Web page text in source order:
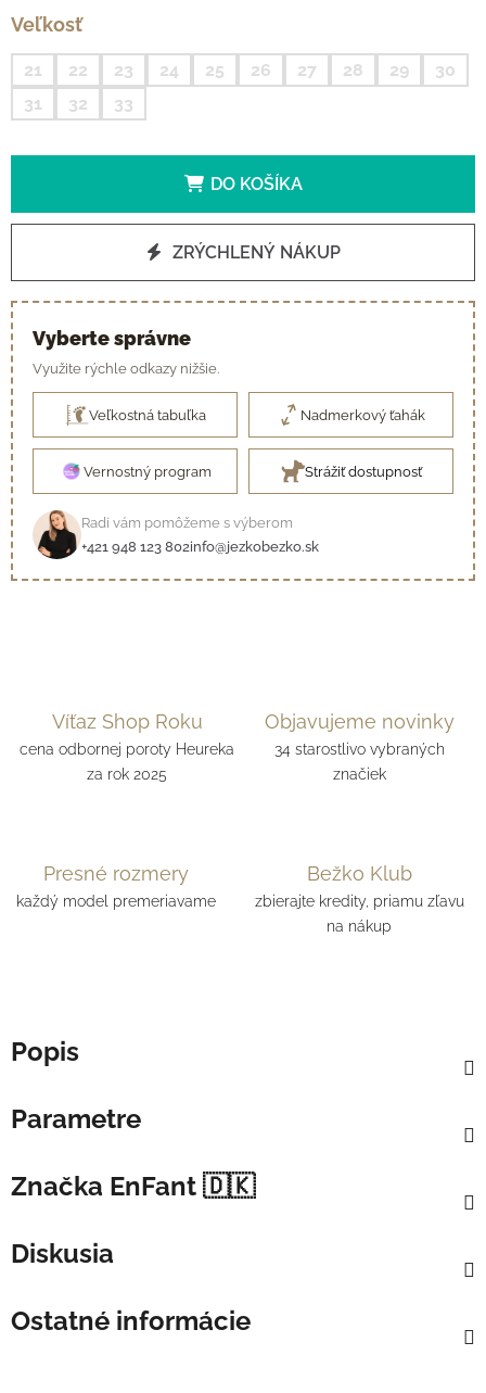
Veľkosť
21 22 23 24 25 26 27 28 29
30
31
32 33
DO KOŠÍKA
ZRÝCHLENÝ NÁKUP
Vyberte správne
Využite rýchle odkazy nižšie.
Veľkostná tabuľka Nadmerkový ťahák
Vernostný program Strážiť dostupnosť
Radi vám pomôžeme s výberom
+421 948 123 802info@jezkobezko.sk
Víťaz Shop Roku
cena odbornej poroty Heureka
za rok 2025
Objavujeme novinky
34 starostlivo vybraných
značiek
Presné rozmery
každý model premeriavame
Bežko Klub
zbierajte kredity, priamu zľavu
na nákup
Popis
Parametre
Značka EnFant 🇩🇰
Diskusia
Ostatné informácie